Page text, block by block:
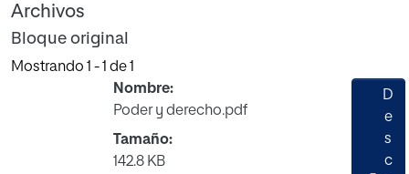
Archivos
Bloque original
Mostrando 1 - 1 de 1
Nombre:
Poder y derecho.pdf
Tamaño:
142.8 KB
D
e
s
c